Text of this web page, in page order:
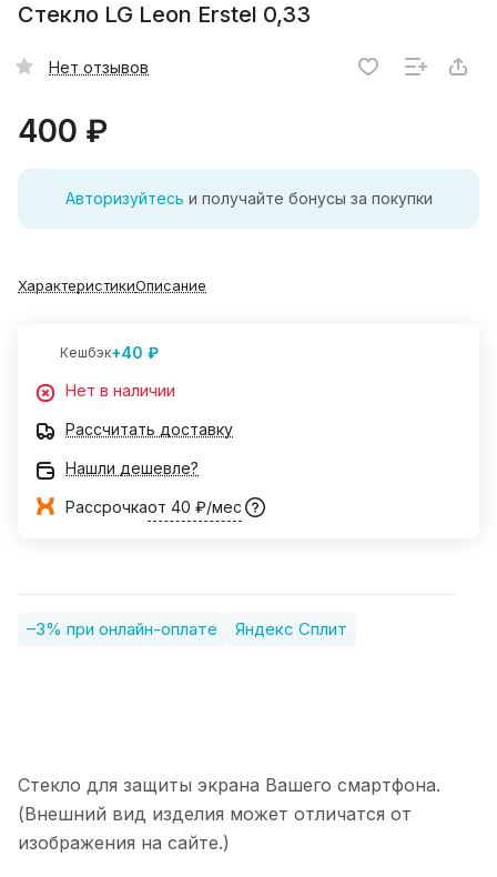
Стекло LG Leon Erstel 0,33
Нет отзывов
400 ₽
Авторизуйтесь и получайте бонусы за покупки
ХарактеристикиОписание
Кешбэк+40 ₽
Нет в наличии
Рассчитать доставку
Нашли дешевле?
Рассрочкаот 40 ₽/мес
–3% при онлайн-оплате Яндекс Сплит
Стекло для защиты экрана Вашего смартфона.
(Внешний вид изделия может отличатся от
изображения на сайте.)